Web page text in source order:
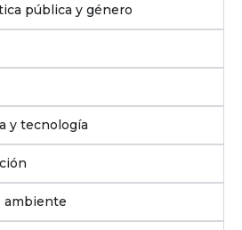
pública y género
y tecnología
ambiente